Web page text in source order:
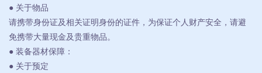
● 关于物品
请携带身份证及相关证明身份的证件，为保证个人财产安全，请避
免携带大量现金及贵重物品。
● 装备器材保障：
● 关于预定